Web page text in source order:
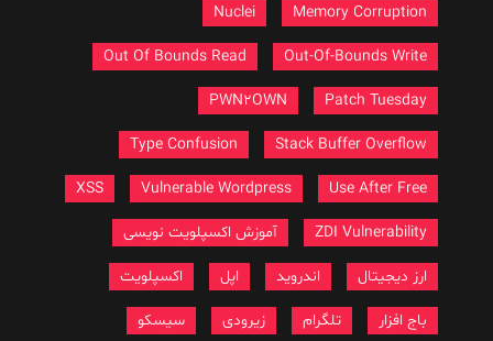
Memory Corruption
Nuclei
Out-Of-Bounds Write
Out Of Bounds Read
Patch Tuesday
PWN2OWN
Stack Buffer Overflow
Type Confusion
Use After Free
Vulnerable Wordpress
ZDI Vulnerability آموزش اکسپلویت نویسی
ارز دیجیتال اندروید اکسپلویت
باج افزار تلگرام زیرودی سیسکو